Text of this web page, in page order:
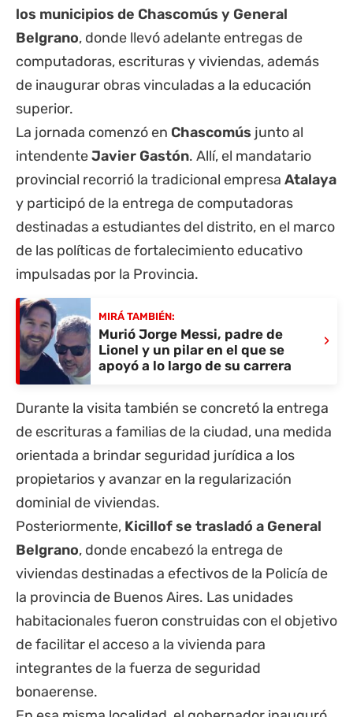
los municipios de Chascomús y General
Belgrano, donde llevó adelante entregas de
computadoras, escrituras y viviendas, además
de inaugurar obras vinculadas a la educación
superior.
La jornada comenzó en Chascomús junto al
intendenteJavier Gastón. Allí, el mandatario
provincial recorrió la tradicional empresa Atalaya
y participó de la entrega de computadoras
destinadas a estudiantes del distrito, en el marco
de las políticas de fortalecimiento educativo
impulsadas por la Provincia.
MIRÁ TAMBIÉN:
Murió Jorge Messi, padre de
Lionel y un pilar en el que se
apoyó a lo largo de su carrera
›
Durante la visita también se concretó la entrega
de escrituras a familias de la ciudad, una medida
orientada a brindar seguridad jurídica a los
propietarios y avanzar en la regularización
dominial de viviendas.
Posteriormente, Kicillof se trasladó a General
Belgrano, donde encabezó la entrega de
viviendas destinadas a efectivos de la Policía de
la provincia de Buenos Aires. Las unidades
habitacionales fueron construidas con el objetivo
de facilitar el acceso a la vivienda para
integrantes de la fuerza de seguridad
bonaerense.